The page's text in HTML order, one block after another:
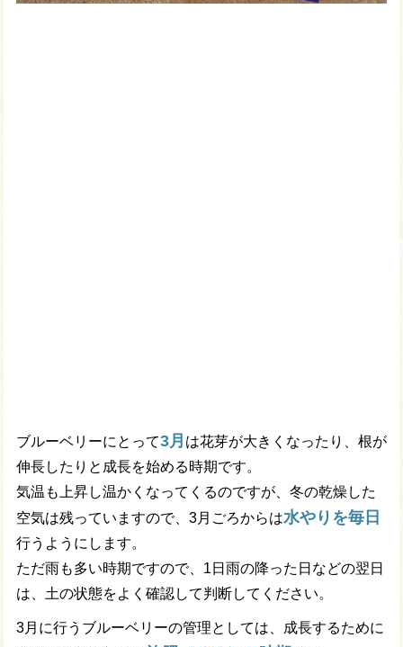
ブルーベリーにとって3月 は花芽が大きくなったり、根が
伸長したりと成長を始める時期です。
気温も上昇し温かくなってくるのですが、冬の乾燥した
空気は残っていますので、3月ごろからは水やりを毎日
行うようにします。
ただ雨も多い時期ですので、1日雨の降った日などの翌日
は、土の状態をよく確認して判断してください。
3月に行うブルーベリーの管理としては、成長するために